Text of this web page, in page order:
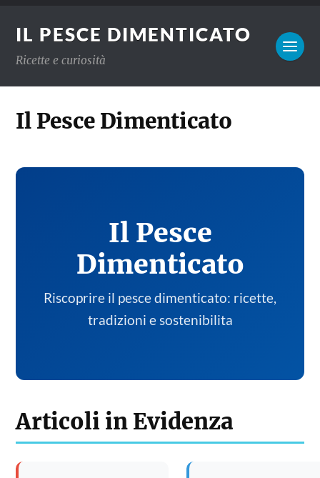
IL PESCE DIMENTICATO
Ricette e curiosità
Il Pesce Dimenticato
Il Pesce
Dimenticato
Riscoprire il pesce dimenticato: ricette,
tradizioni e sostenibilita
Articoli in Evidenza